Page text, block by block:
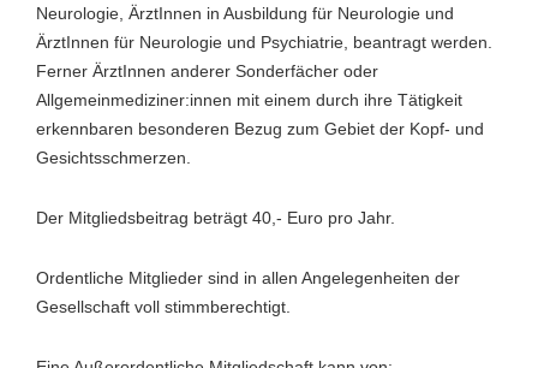
Neurologie, ÄrztInnen in Ausbildung für Neurologie und
ÄrztInnen für Neurologie und Psychiatrie, beantragt werden.
Ferner ÄrztInnen anderer Sonderfächer oder
Allgemeinmediziner:innen mit einem durch ihre Tätigkeit
erkennbaren besonderen Bezug zum Gebiet der Kopf- und
Gesichtsschmerzen.
Der Mitgliedsbeitrag beträgt 40,- Euro pro Jahr.
Ordentliche Mitglieder sind in allen Angelegenheiten der
Gesellschaft voll stimmberechtigt.